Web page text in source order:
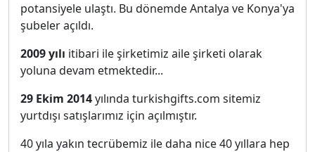
potansiyele ulaştı. Bu dönemde Antalya ve Konya'ya
şubeler açıldı.
2009 yılı itibari ile şirketimiz aile şirketi olarak
yoluna devam etmektedir...
29 Ekim 2014yılında turkishgifts.com sitemiz
yurtdışı satışlarımız için açılmıştır.
40 yıla yakın tecrübemiz ile daha nice 40 yıllara hep